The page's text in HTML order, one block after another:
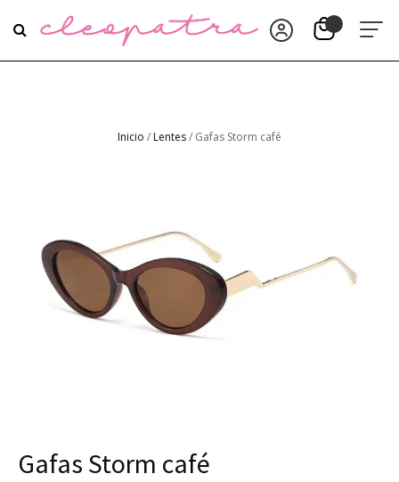
Inicio / Lentes/ Gafas Storm café
Gafas Storm café